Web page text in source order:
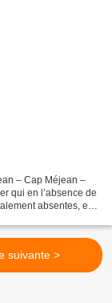
– Cap Méjean –
qui en l’absence de
absentes, et
suivante >